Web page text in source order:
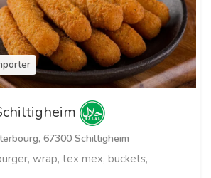
67300 Schiltigheim
wrap, tex mex, buckets,